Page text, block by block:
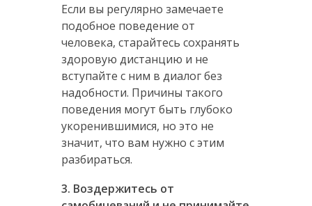
Если вы регулярно замечаете
подобное поведение от
человека, старайтесь сохранять
здоровую дистанцию и не
вступайте с ним в диалог без
надобности. Причины такого
поведения могут быть глубоко
укоренившимися, но это не
значит, что вам нужно с этим
разбираться.
3. Воздержитесь от